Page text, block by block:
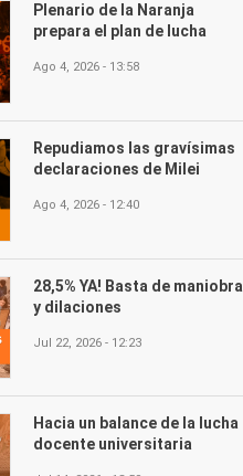
Plenario de la Naranja
prepara el plan de lucha
Ago 4, 2026 - 13:58
Repudiamos las gravísimas
declaraciones de Milei
Ago 4, 2026 - 12:40
28,5% YA! Basta de
y dilaciones
Jul 22, 2026 - 12:23
Hacia un balance de la lucha
docente universitaria